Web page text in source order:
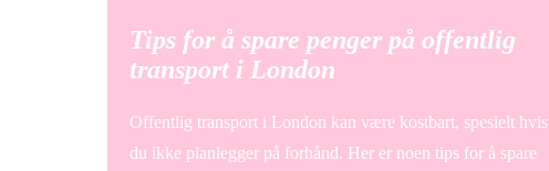
Tips for å spare penger på offentlig
transport i London
Offentlig transport i London kan være kostbart, spesielt hvis
du ikke planlegger på forhånd. Her er noen tips for å spare